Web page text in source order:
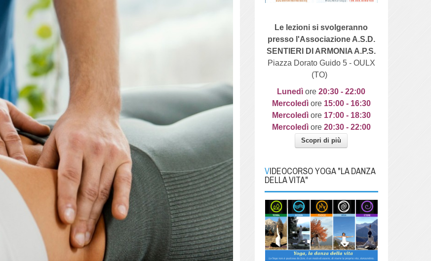
Le lezioni si svolgeranno
presso l'Associazione A.S.D.
SENTIERI DI ARMONIA A.P.S.
Piazza Dorato Guido 5 - OULX
(TO)
Lunedìore 20:30 - 22:00
Mercoledì ore 15:00 - 16:30
Mercoledì ore 17:00 - 18:30
Mercoledì ore 20:30 - 22:00
Scopri di più
VIDEOCORSO YOGA "LA DANZA
DELLA VITA"